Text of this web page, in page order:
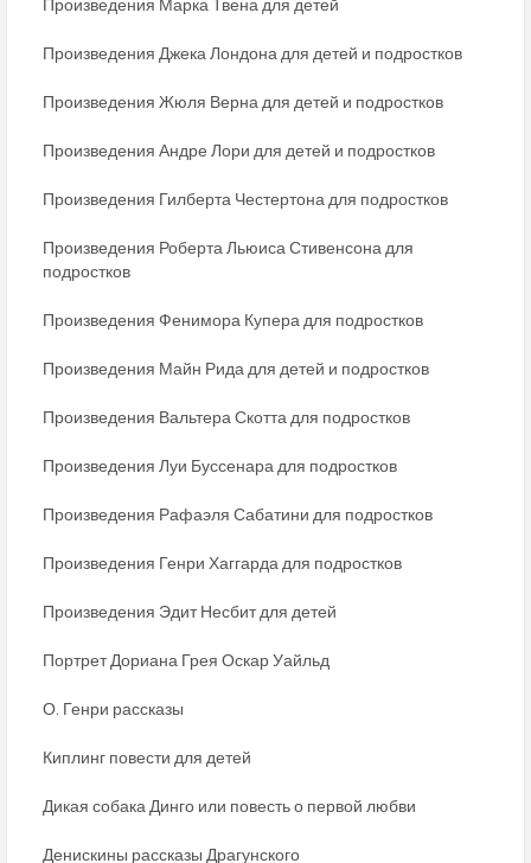
Произведения Марка Твена для детей
Произведения Джека Лондона для детей и подростков
Произведения Жюля Верна для детей и подростков
Произведения Андре Лори для детей и подростков
Произведения Гилберта Честертона для подростков
Произведения Роберта Льюиса Стивенсона для
подростков
Произведения Фенимора Купера для подростков
Произведения Майн Рида для детей и подростков
Произведения Вальтера Скотта для подростков
Произведения Луи Буссенара для подростков
Произведения Рафаэля Сабатини для подростков
Произведения Генри Хаггарда для подростков
Произведения Эдит Несбит для детей
Портрет Дориана Грея Оскар Уайльд
О. Генри рассказы
Киплинг повести для детей
Дикая собака Динго или повесть о первой любви
Денискины рассказы Драгунского